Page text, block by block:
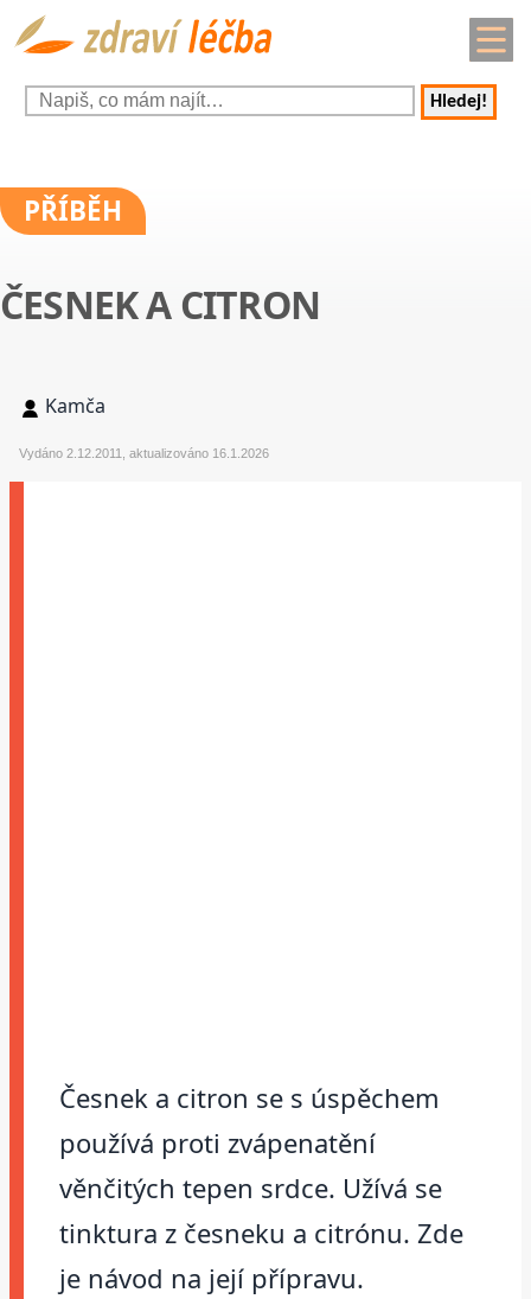
Hledej!
PŘÍBĚH
ČESNEK A CITRON
Kamča
Vydáno 2.12.2011, aktualizováno 16.1.2026
Česnek a citron se s úspěchem
používá proti zvápenatění
věnčitých tepen srdce. Užívá se
tinktura z česneku a citrónu. Zde
je návod na její přípravu.